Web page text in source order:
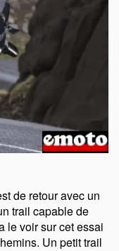
de retour avec un
trail capable de
le voir sur cet essai
Un petit trail